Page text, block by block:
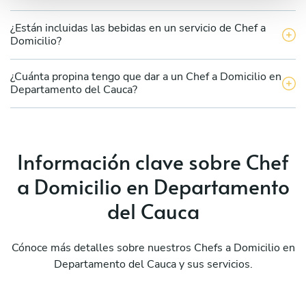
¿Están incluidas las bebidas en un servicio de Chef a
Domicilio?
¿Cuánta propina tengo que dar a un Chef a Domicilio en
Departamento del Cauca?
Información clave sobre Chef
a Domicilio en Departamento
del Cauca
Cónoce más detalles sobre nuestros Chefs a Domicilio en
Departamento del Cauca y sus servicios.